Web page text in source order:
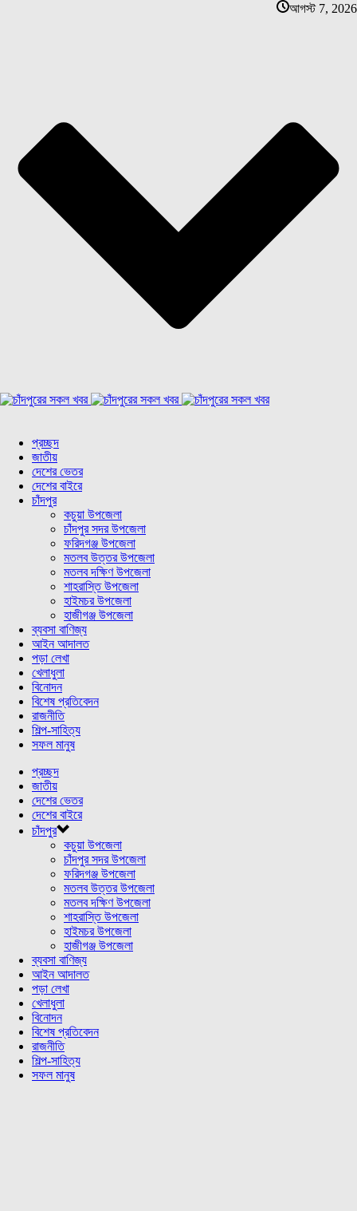
আগস্ট 7, 2026
প্রচ্ছদ
জাতীয়
দেশের ভেতর
দেশের বাইরে
চাঁদপুর
কচুয়া উপজেলা
চাঁদপুর সদর উপজেলা
ফরিদগঞ্জ উপজেলা
মতলব উত্তর উপজেলা
মতলব দক্ষিণ উপজেলা
শাহরাস্তি উপজেলা
হাইমচর উপজেলা
হাজীগঞ্জ উপজেলা
ব্যবসা বাণিজ্য
আইন আদালত
পড়া লেখা
খেলাধুলা
বিনোদন
বিশেষ প্রতিবেদন
রাজনীতি
শিল্প-সাহিত্য
সফল মানুষ
প্রচ্ছদ
জাতীয়
দেশের ভেতর
দেশের বাইরে
চাঁদপুর
কচুয়া উপজেলা
চাঁদপুর সদর উপজেলা
ফরিদগঞ্জ উপজেলা
মতলব উত্তর উপজেলা
মতলব দক্ষিণ উপজেলা
শাহরাস্তি উপজেলা
হাইমচর উপজেলা
হাজীগঞ্জ উপজেলা
ব্যবসা বাণিজ্য
আইন আদালত
পড়া লেখা
খেলাধুলা
বিনোদন
বিশেষ প্রতিবেদন
রাজনীতি
শিল্প-সাহিত্য
সফল মানুষ